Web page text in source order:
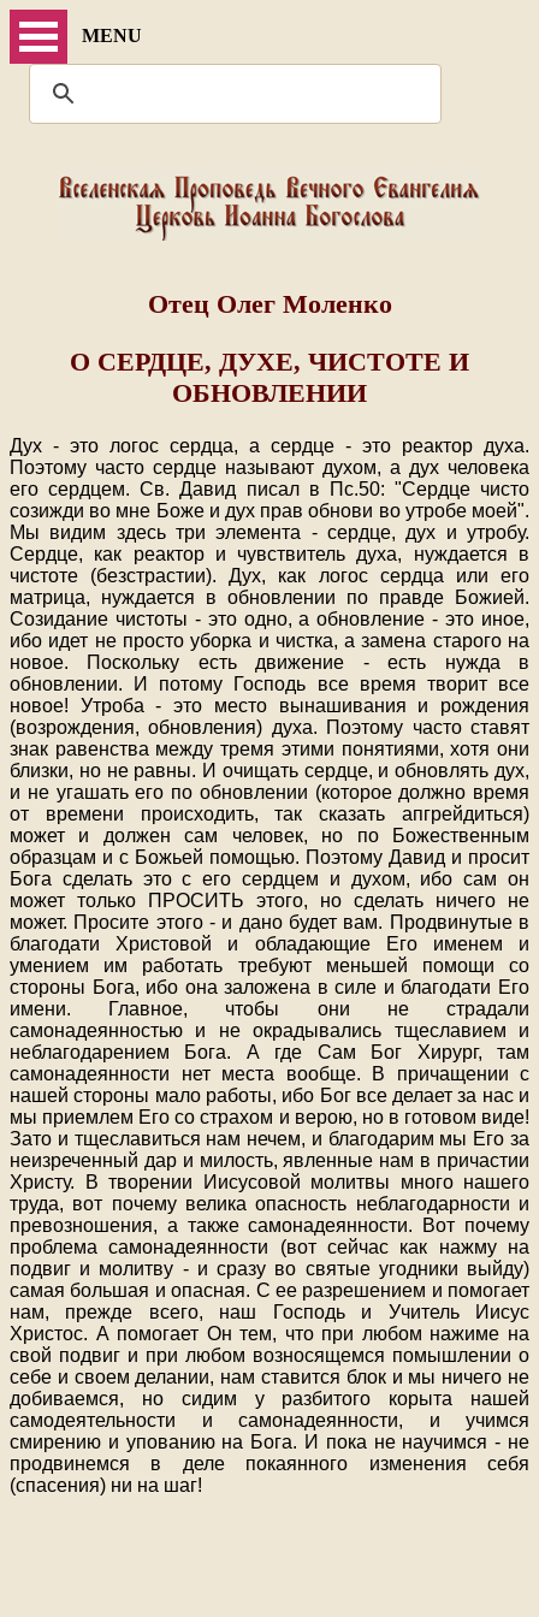
MENU
Отец Олег Моленко
О СЕРДЦЕ, ДУХЕ, ЧИСТОТЕ И
ОБНОВЛЕНИИ
Дух - это логос сердца, а сердце - это реактор духа.
Поэтому часто сердце называют духом, а дух человека
его сердцем. Св. Давид писал в Пс.50: "Сердце чисто
созижди во мне Боже и дух прав обнови во утробе моей".
Мы видим здесь три элемента - сердце, дух и утробу.
Сердце, как реактор и чувствитель духа, нуждается в
чистоте (безстрастии). Дух, как логос сердца или его
матрица, нуждается в обновлении по правде Божией.
Созидание чистоты - это одно, а обновление - это иное,
ибо идет не просто уборка и чистка, а замена старого на
новое. Поскольку есть движение - есть нужда в
обновлении. И потому Господь все время творит все
новое! Утроба - это место вынашивания и рождения
(возрождения, обновления) духа. Поэтому часто ставят
знак равенства между тремя этими понятиями, хотя они
близки, но не равны. И очищать сердце, и обновлять дух,
и не угашать его по обновлении (которое должно время
от времени происходить, так сказать апгрейдиться)
может и должен сам человек, но по Божественным
образцам и с Божьей помощью. Поэтому Давид и просит
Бога сделать это с его сердцем и духом, ибо сам он
может только ПРОСИТЬ этого, но сделать ничего не
может. Просите этого - и дано будет вам. Продвинутые в
благодати Христовой и обладающие Его именем и
умением им работать требуют меньшей помощи со
стороны Бога, ибо она заложена в силе и благодати Его
имени. Главное, чтобы они не страдали
самонадеянностью и не окрадывались тщеславием и
неблагодарением Бога. А где Сам Бог Хирург, там
самонадеянности нет места вообще. В причащении с
нашей стороны мало работы, ибо Бог все делает за нас и
мы приемлем Его со страхом и верою, но в готовом виде!
Зато и тщеславиться нам нечем, и благодарим мы Его за
неизреченный дар и милость, явленные нам в причастии
Христу. В творении Иисусовой молитвы много нашего
труда, вот почему велика опасность неблагодарности и
превозношения, а также самонадеянности. Вот почему
проблема самонадеянности (вот сейчас как нажму на
подвиг и молитву - и сразу во святые угодники выйду)
самая большая и опасная. С ее разрешением и помогает
нам, прежде всего, наш Господь и Учитель Иисус
Христос. А помогает Он тем, что при любом нажиме на
свой подвиг и при любом возносящемся помышлении о
себе и своем делании, нам ставится блок и мы ничего не
добиваемся, но сидим у разбитого корыта нашей
самодеятельности и самонадеянности, и учимся
смирению и упованию на Бога. И пока не научимся - не
продвинемся в деле покаянного изменения себя
(спасения) ни на шаг!